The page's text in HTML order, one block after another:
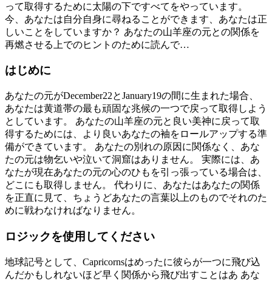
って取得するために太陽の下ですべてをやっています。
今、あなたは自分自身に尋ねることができます、あなたは正
しいことをしていますか？ あなたの山羊座の元との関係を
再燃させる上でのヒントのために読んで…
はじめに
あなたの元がDecember22とJanuary19の間に生まれた場合、
あなたは黄道帯の最も頑固な兆候の一つで戻って取得しよう
としています。 あなたの山羊座の元と良い美神に戻って取
得するためには、より良いあなたの袖をロールアップする準
備ができています。 あなたの別れの原因に関係なく、あな
たの元は物乞いや泣いて洞窟はありません。 実際には、あ
なたが現在あなたの元の心のひもを引っ張っている場合は、
どこにも取得しません。 代わりに、あなたはあなたの関係
を正直に見て、ちょうどあなたの言葉以上のものでそれのた
めに戦わなければなりません。
ロジックを使用してください
地球記号として、Capricornsはめったに彼らが一つに飛び込
んだかもしれないほど早く関係から飛び出すことはあ あな